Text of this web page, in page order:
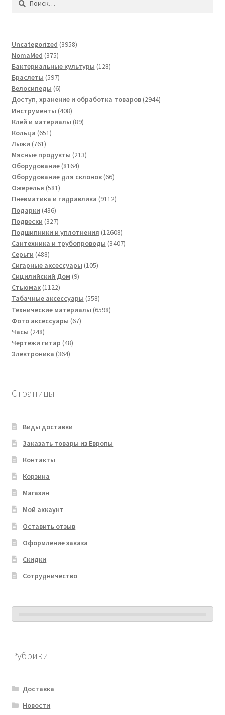
Uncategorized 39583958
NomaMed 375375
товаров
Бактериальные культуры 128128
Браслеты 597597
товаров
Велосипеды 66
товаров
Доступ, хранение и обработка товаров 29442944
Инструменты 408408
товаров
Клей и материалы 8989
Кольца 651651
Лыжи 761761
товар
Мясные продукты 213213
Оборудование 81648164
товара
Оборудование для склонов 6666
Ожерелья 581581
товар
Пневматика и гидравлика 91129112
Подарки 436436
товаров
Подвески 327327
товаров
Подшипники и уплотнения 1260812608
товаров
Сантехника и трубопроводы 34073407
Серьги 488488
товаров
Сигарные аксессуары 105105
Сицилийский Дом 99
Стьюмак 11221122
товара
Табачные аксессуары 558558
товаров
Технические материалы 65986598
Фото аксессуары 6767
Часы 248248
товаров
Чертежи гитар 4848
Электроника 364364
Страницы
Виды доставки
Заказать товары из Европы
Контакты
Корзина
Магазин
Мой аккаунт
Оставить отзыв
Оформление заказа
Скидки
Сотрудничество
Рубрики
Доставка
Новости